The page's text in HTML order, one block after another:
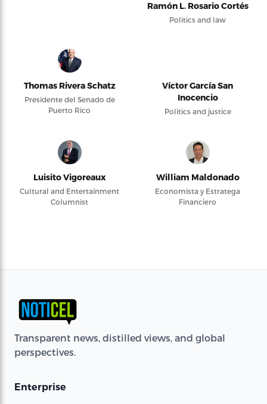
Ramón L. Rosario Cortés
Politics and law
Thomas Rivera Schatz
Presidente del Senado de
Puerto Rico
Víctor García San
Inocencio
Politics and justice
Luisito Vigoreaux
Cultural and Entertainment
Columnist
William Maldonado
Economista y Estratega
Financiero
Transparent news, distilled views, and global
perspectives.
Enterprise